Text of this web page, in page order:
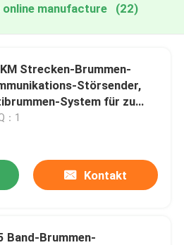
manufacture (22)
Strecken-Brummen-
Störsender,
System für zu
finden zu identifizieren
：1
Kontakt
Band-Brummen-